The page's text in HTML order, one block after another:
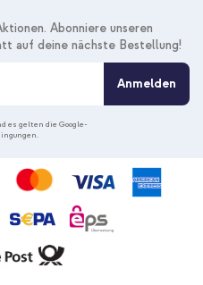
Abonniere unseren
auf deine nächste Bestellung!
Anmelden
es gelten dieGoogle-
.